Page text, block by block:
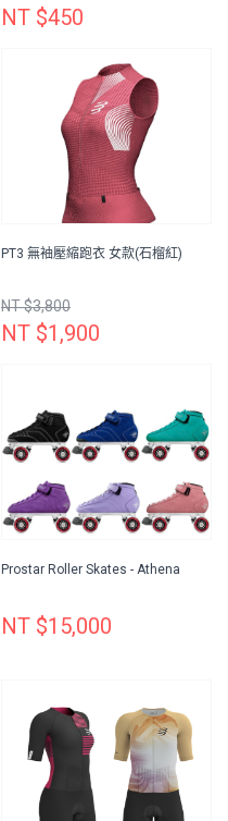
NT $450
PT3 無袖壓縮跑衣 女款(石榴紅)
NT $3,800
NT $1,900
Prostar Roller Skates - Athena
NT $15,000